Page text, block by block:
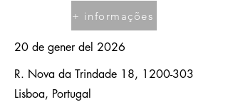
+ informações
20 de gener del 2026
R. Nova da Trindade 18, 1200-303
Lisboa, Portugal